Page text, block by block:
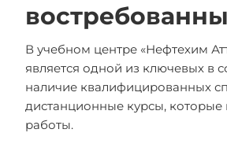
В учебном центре «Нефтехим
является одной из ключевых в
наличие квалифицированных
дистанционные курсы,
работы.